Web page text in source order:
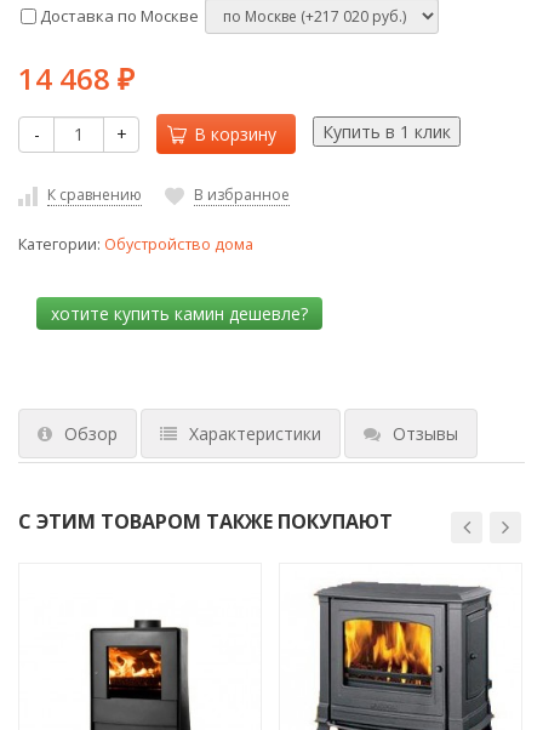
Доставка по Москве
14 468 ₽
- + В корзину
К сравнению В избранное
Категории: Обустройство дома
Обзор Характеристики Отзывы
С ЭТИМ ТОВАРОМ ТАКЖЕ ПОКУПАЮТ